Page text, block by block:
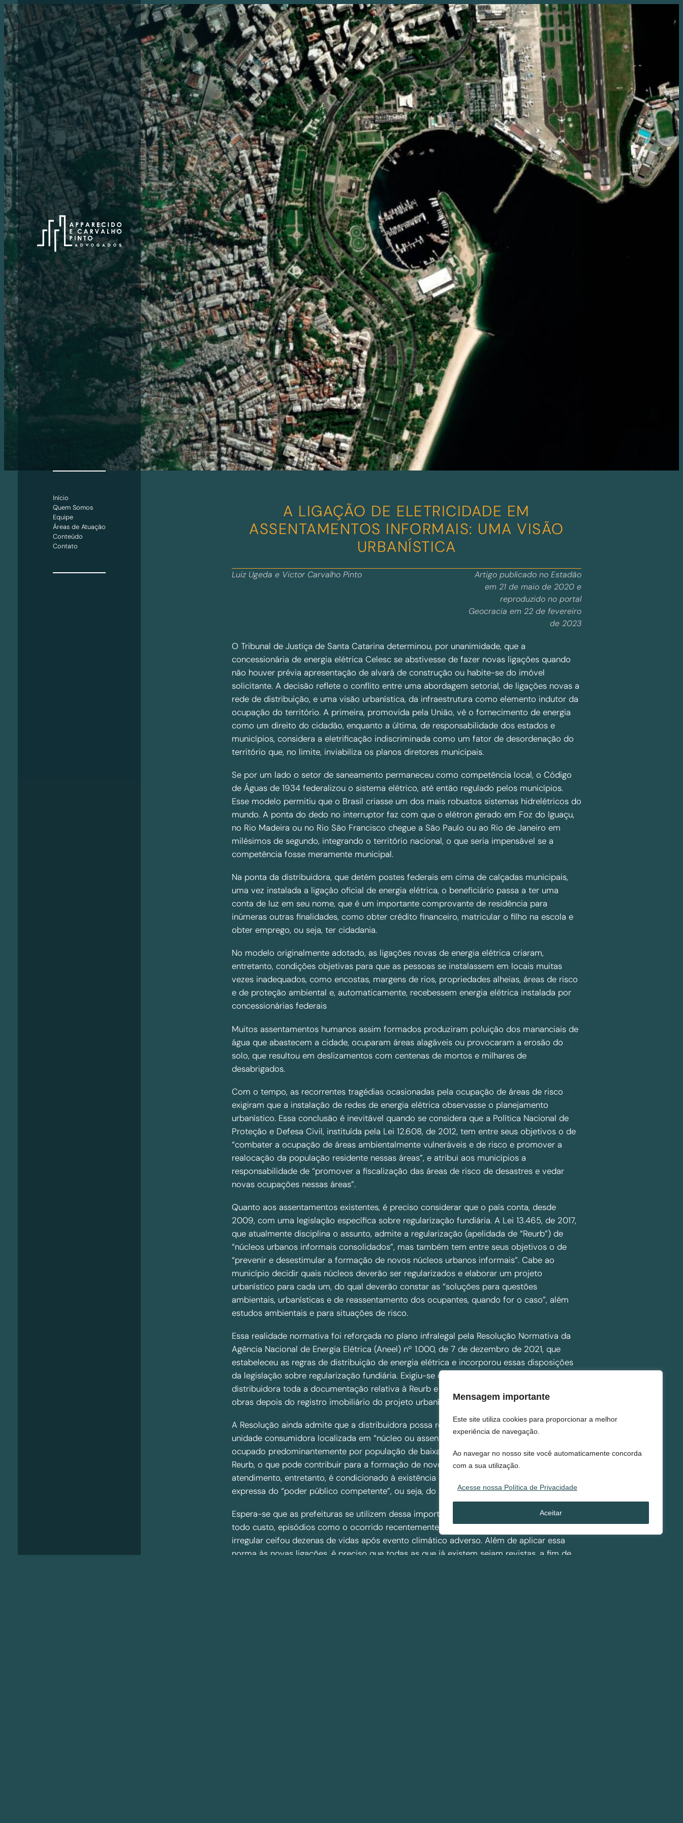
Mensagem importante
Este site utiliza cookies para proporcionar a melhor
experiência de navegação.
Ao navegar no nosso site você automaticamente concorda
com a sua utilização.
Acesse nossa Política de Privacidade
Aceitar
Início
Quem Somos
Equipe
Áreas de Atuação
Conteúdo
Contato
A LIGAÇÃO DE ELETRICIDADE EM
ASSENTAMENTOS INFORMAIS: UMA VISÃO
URBANÍSTICA
Luiz Ugeda e Victor Carvalho Pinto
Artigo publicado no Estadão
em 21 de maio de 2020 e
reproduzido no portal
Geocracia em 22 de fevereiro
de 2023
O Tribunal de Justiça de Santa Catarina determinou, por unanimidade, que a
concessionária de energia elétrica Celesc se abstivesse de fazer novas ligações quando
não houver prévia apresentação de alvará de construção ou habite-se do imóvel
solicitante. A decisão reflete o conflito entre uma abordagem setorial, de ligações novas a
rede de distribuição, e uma visão urbanística, da infraestrutura como elemento indutor da
ocupação do território. A primeira, promovida pela União, vê o fornecimento de energia
como um direito do cidadão, enquanto a última, de responsabilidade dos estados e
municípios, considera a eletrificação indiscriminada como um fator de desordenação do
território que, no limite, inviabiliza os planos diretores municipais.
Se por um lado o setor de saneamento permaneceu como competência local, o Código
de Águas de 1934 federalizou o sistema elétrico, até então regulado pelos municípios.
Esse modelo permitiu que o Brasil criasse um dos mais robustos sistemas hidrelétricos do
mundo. A ponta do dedo no interruptor faz com que o elétron gerado em Foz do Iguaçu,
no Rio Madeira ou no Rio São Francisco chegue a São Paulo ou ao Rio de Janeiro em
milésimos de segundo, integrando o território nacional, o que seria impensável se a
competência fosse meramente municipal.
Na ponta da distribuidora, que detém postes federais em cima de calçadas municipais,
uma vez instalada a ligação oficial de energia elétrica, o beneficiário passa a ter uma
conta de luz em seu nome, que é um importante comprovante de residência para
inúmeras outras finalidades, como obter crédito financeiro, matricular o filho na escola e
obter emprego, ou seja, ter cidadania.
No modelo originalmente adotado, as ligações novas de energia elétrica criaram,
entretanto, condições objetivas para que as pessoas se instalassem em locais muitas
vezes inadequados, como encostas, margens de rios, propriedades alheias, áreas de risco
e de proteção ambiental e, automaticamente, recebessem energia elétrica instalada por
concessionárias federais
Muitos assentamentos humanos assim formados produziram poluição dos mananciais de
água que abastecem a cidade, ocuparam áreas alagáveis ou provocaram a erosão do
solo, que resultou em deslizamentos com centenas de mortos e milhares de
desabrigados.
Com o tempo, as recorrentes tragédias ocasionadas pela ocupação de áreas de risco
exigiram que a instalação de redes de energia elétrica observasse o planejamento
urbanístico. Essa conclusão é inevitável quando se considera que a Política Nacional de
Proteção e Defesa Civil, instituída pela Lei 12.608, de 2012, tem entre seus objetivos o de
“combater a ocupação de áreas ambientalmente vulneráveis e de risco e promover a
realocação da população residente nessas áreas”, e atribui aos municípios a
responsabilidade de “promover a fiscalização das áreas de risco de desastres e vedar
novas ocupações nessas áreas”.
Quanto aos assentamentos existentes, é preciso considerar que o país conta, desde
2009, com uma legislação específica sobre regularização fundiária. A Lei 13.465, de 2017,
que atualmente disciplina o assunto, admite a regularização (apelidada de “Reurb”) de
“núcleos urbanos informais consolidados”, mas também tem entre seus objetivos o de
“prevenir e desestimular a formação de novos núcleos urbanos informais”. Cabe ao
município decidir quais núcleos deverão ser regularizados e elaborar um projeto
urbanístico para cada um, do qual deverão constar as “soluções para questões
ambientais, urbanísticas e de reassentamento dos ocupantes, quando for o caso”, além
estudos ambientais e para situações de risco.
Essa realidade normativa foi reforçada no plano infralegal pela Resolução Normativa da
Agência Nacional de Energia Elétrica (Aneel) nº 1.000, de 7 de dezembro de 2021, que
estabeleceu as regras de distribuição de energia elétrica e incorporou essas disposições
da legislação sobre regularização fundiária. Exigiu-se que as prefeituras encaminhassem à
distribuidora toda a documentação relativa à Reurb e que esta somente venha a iniciar as
obras depois do registro imobiliário do projeto urbanístico.
A Resolução ainda admite que a distribuidora possa realizar o atendimento temporário de
unidade consumidora localizada em “núcleo ou assentamento clandestino ou irregular,
ocupado predominantemente por população de baixa renda”, independentemente de
Reurb, o que pode contribuir para a formação de novos assentamentos informais. Esse
atendimento, entretanto, é condicionado à existência de solicitação ou concordância
expressa do “poder público competente”, ou seja, do município.
Espera-se que as prefeituras se utilizem dessa importante norma federal para evitar, a
todo custo, episódios como o ocorrido recentemente em Petrópolis, onde a ocupação
irregular ceifou dezenas de vidas após evento climático adverso. Além de aplicar essa
norma às novas ligações, é preciso que todas as que já existem sejam revistas, a fim de